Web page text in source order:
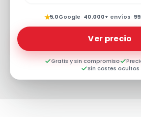
★5,0Google· 40.000+ envíos·
Ver precio
Gratis y sin compromiso
Sin costes ocultos